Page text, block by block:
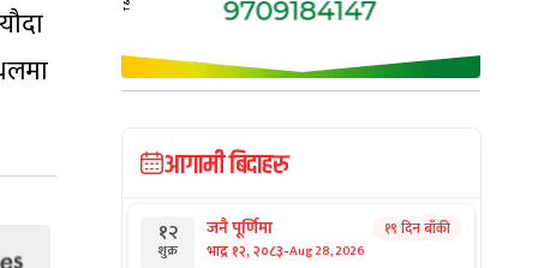
आगामी बिदाहरु
१२
शुक्र
जनै पूर्णिमा
भाद्र १२, २०८३-Aug 28, 2026
१९ दिन बाँकी